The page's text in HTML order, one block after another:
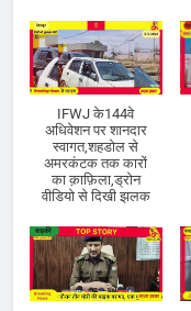
IFWJ के144वे
अधिवेशन पर शानदार
स्वागत,शहडोल से
अमरकंटक तक कारों
का क़ाफ़िला,ड्रोन
वीडियो से दिखी झलक